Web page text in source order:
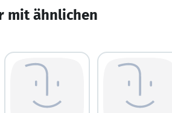
mit ähnlichen